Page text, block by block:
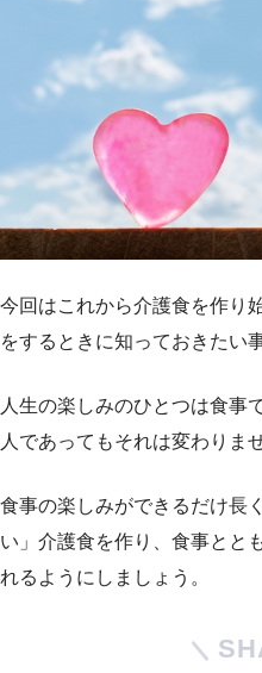
今回はこれから介護食を作り
をするときに知っておきたい
人生の楽しみのひとつは食事
人であってもそれは変わりま
食事の楽しみができるだけ長
い」介護食を作り、食事とと
れるようにしましょう。